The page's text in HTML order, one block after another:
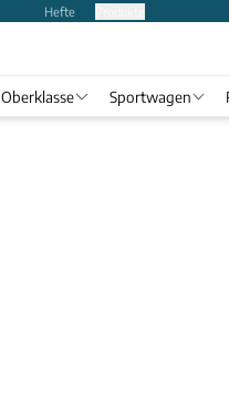
Hefte
Oberklasse Sportwagen